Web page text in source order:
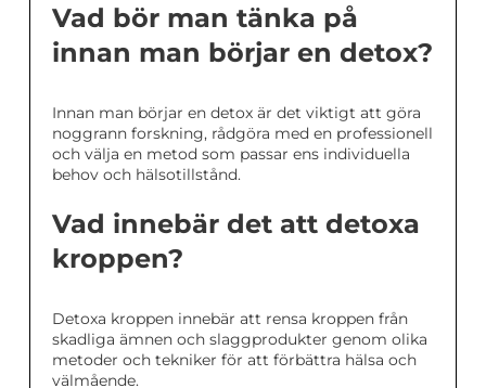
Vad bör man tänka på
innan man börjar en detox?
Innan man börjar en detox är det viktigt att göra
noggrann forskning, rådgöra med en professionell
och välja en metod som passar ens individuella
behov och hälsotillstånd.
Vad innebär det att detoxa
kroppen?
Detoxa kroppen innebär att rensa kroppen från
skadliga ämnen och slaggprodukter genom olika
metoder och tekniker för att förbättra hälsa och
välmående.